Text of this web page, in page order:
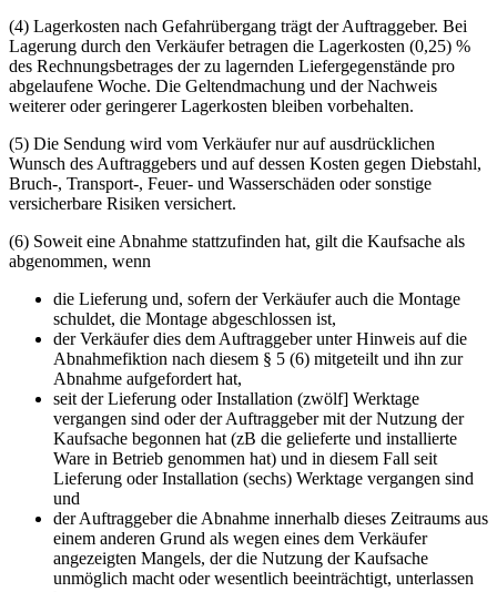
(4) Lagerkosten nach Gefahrübergang trägt der Auftraggeber. Bei
Lagerung durch den Verkäufer betragen die Lagerkosten (0,25) %
des Rechnungsbetrages der zu lagernden Liefergegenstände pro
abgelaufene Woche. Die Geltendmachung und der Nachweis
weiterer oder geringerer Lagerkosten bleiben vorbehalten.
(5) Die Sendung wird vom Verkäufer nur auf ausdrücklichen
Wunsch des Auftraggebers und auf dessen Kosten gegen Diebstahl,
Bruch-, Transport-, Feuer- und Wasserschäden oder sonstige
versicherbare Risiken versichert.
(6) Soweit eine Abnahme stattzufinden hat, gilt die Kaufsache als
abgenommen, wenn
die Lieferung und, sofern der Verkäufer auch die Montage
schuldet, die Montage abgeschlossen ist,
der Verkäufer dies dem Auftraggeber unter Hinweis auf die
Abnahmefiktion nach diesem § 5 (6) mitgeteilt und ihn zur
Abnahme aufgefordert hat,
seit der Lieferung oder Installation (zwölf] Werktage
vergangen sind oder der Auftraggeber mit der Nutzung der
Kaufsache begonnen hat (zB die gelieferte und installierte
Ware in Betrieb genommen hat) und in diesem Fall seit
Lieferung oder Installation (sechs) Werktage vergangen sind
und
der Auftraggeber die Abnahme innerhalb dieses Zeitraums aus
einem anderen Grund als wegen eines dem Verkäufer
angezeigten Mangels, der die Nutzung der Kaufsache
unmöglich macht oder wesentlich beeinträchtigt, unterlassen